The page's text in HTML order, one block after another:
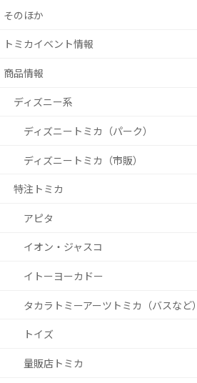
そのほか
トミカイベント情報
商品情報
ディズニー系
ディズニートミカ（パーク）
ディズニートミカ（市販）
特注トミカ
アピタ
イオン・ジャスコ
イトーヨーカドー
タカラトミーアーツトミカ（バスなど）
トイズ
量販店トミカ